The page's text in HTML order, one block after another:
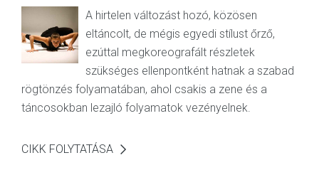
A hirtelen változást hozó, közösen
eltáncolt, de mégis egyedi stílust őrző,
ezúttal megkoreografált részletek
szükséges ellenpontként hatnak a szabad
rögtönzés folyamatában, ahol csakis a zene és a
táncosokban lezajló folyamatok vezényelnek.
CIKK FOLYTATÁSA